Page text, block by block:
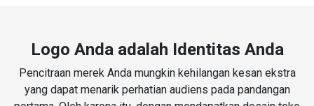
Logo Anda adalah Identitas Anda
Pencitraan merek Anda mungkin kehilangan kesan ekstra
yang dapat menarik perhatian audiens pada pandangan